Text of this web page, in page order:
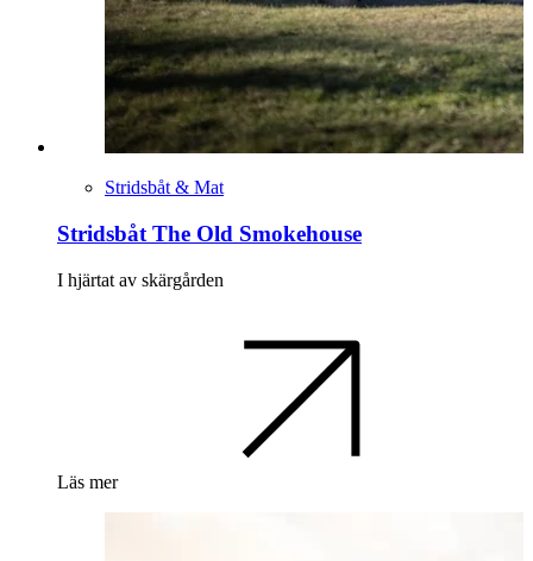
Stridsbåt & Mat
Stridsbåt The Old Smokehouse
I hjärtat av skärgården
Läs mer